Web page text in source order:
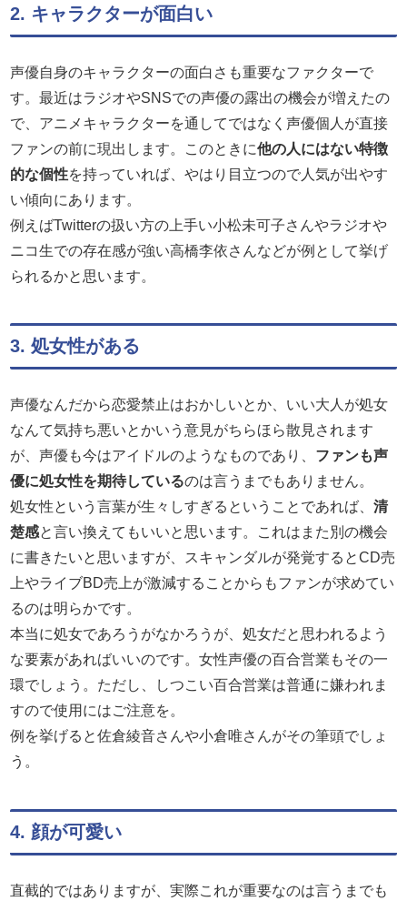
2. キャラクターが面白い
声優自身のキャラクターの面白さも重要なファクターで
す。最近はラジオやSNSでの声優の露出の機会が増えたの
で、アニメキャラクターを通してではなく声優個人が直接
ファンの前に現出します。このときに他の人にはない特徴
的な個性を持っていれば、やはり目立つので人気が出やす
い傾向にあります。
例えばTwitterの扱い方の上手い小松未可子さんやラジオや
ニコ生での存在感が強い高橋李依さんなどが例として挙げ
られるかと思います。
3. 処女性がある
声優なんだから恋愛禁止はおかしいとか、いい大人が処女
なんて気持ち悪いとかいう意見がちらほら散見されます
が、声優も今はアイドルのようなものであり、 ファンも声
優に処女性を期待しているのは言うまでもありません。
処女性という言葉が生々しすぎるということであれば、 清
楚感と言い換えてもいいと思います。これはまた別の機会
に書きたいと思いますが、スキャンダルが発覚するとCD売
上やライブBD売上が激減することからもファンが求めてい
るのは明らかです。
本当に処女であろうがなかろうが、処女だと思われるよう
な要素があればいいのです。女性声優の百合営業もその一
環でしょう。ただし、しつこい百合営業は普通に嫌われま
すので使用にはご注意を。
例を挙げると佐倉綾音さんや小倉唯さんがその筆頭でしょ
う。
4. 顔が可愛い
直截的ではありますが、実際これが重要なのは言うまでも